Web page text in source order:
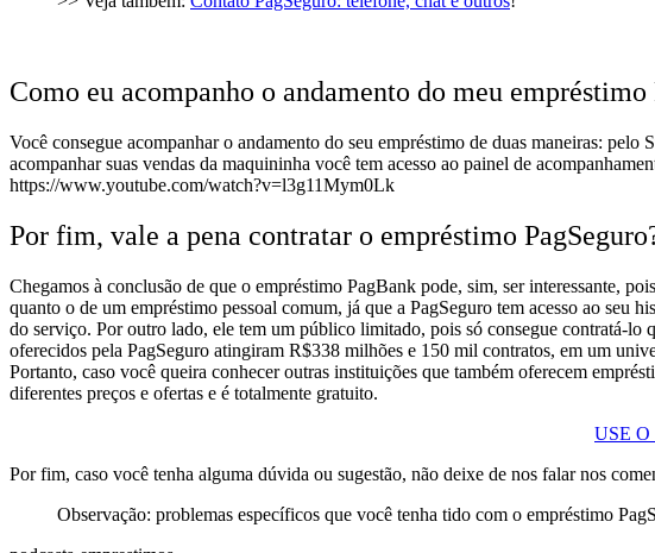
Como eu acompanho o andamento do meu empréstimo
Você consegue acompanhar o andamento do seu empréstimo de duas maneiras:
acompanhar suas vendas da maquininha você tem acesso ao painel de
https://www.youtube.com/watch?v=l3g11Mym0Lk
Por fim, vale a pena contratar o empréstimo
Chegamos à conclusão de que o empréstimo PagBank pode, sim, ser interessante,
quanto o de um empréstimo pessoal comum, já que a PagSeguro tem acesso ao seu
do serviço. Por outro lado, ele tem um público limitado, pois só consegue contratá-lo
oferecidos pela PagSeguro atingiram R$338 milhões e 150 mil contratos, em um
Portanto, caso você queira conhecer outras instituições que também oferecem
diferentes preços e ofertas e é totalmente gratuito.
USE
Por fim, caso você tenha alguma dúvida ou sugestão, não deixe de nos falar nos
Observação: problemas específicos que você tenha tido com o empréstimo